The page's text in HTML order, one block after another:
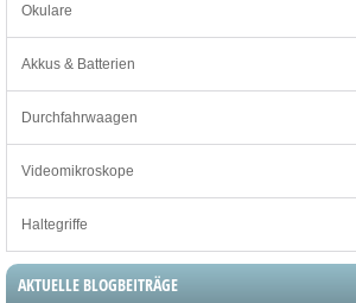
Okulare
Akkus & Batterien
Durchfahrwaagen
Videomikroskope
Haltegriffe
AKTUELLE BLOGBEITRÄGE